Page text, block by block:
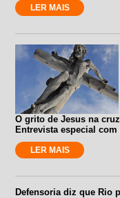
LER MAIS
O grito de Jesus na
Entrevista especial
LER MAIS
Defensoria diz que Rio